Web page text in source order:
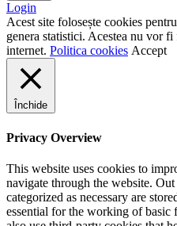
Login
Acest site folosește cookies
genera statistici. Acestea nu vor
internet. Politica cookies Accept
Închide
Privacy Overview
This website uses cookies to
navigate through the website.
categorized as necessary are
essential for the working of basic